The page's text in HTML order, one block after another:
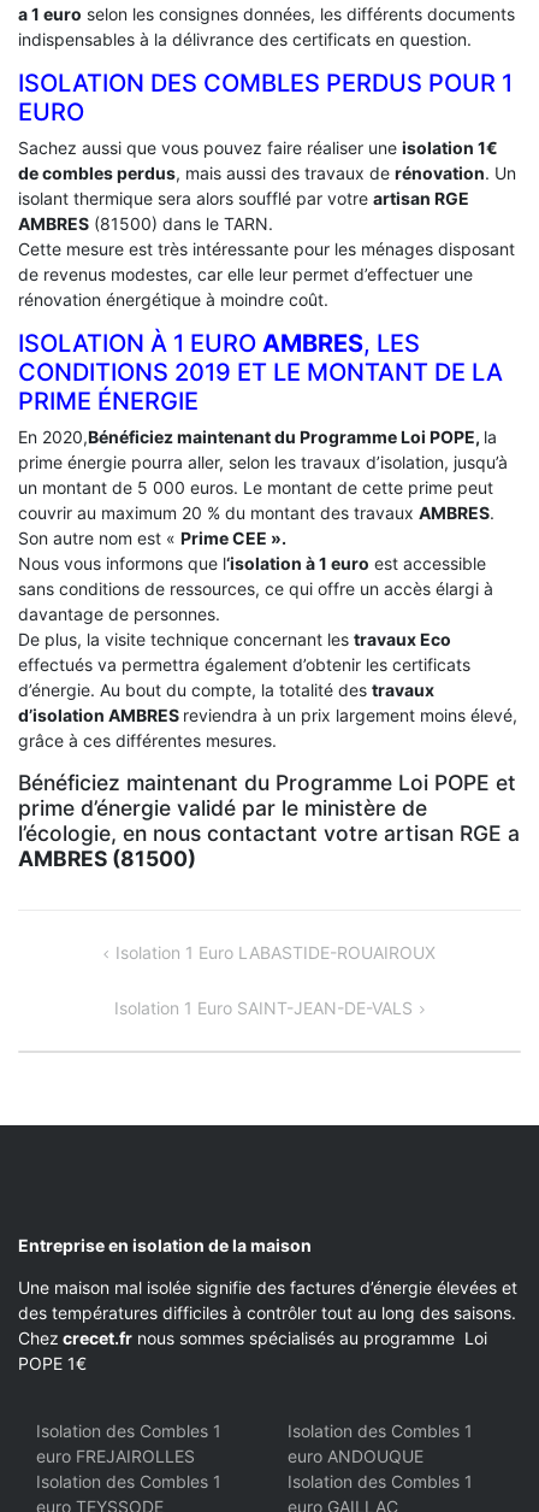
a 1 euro selon les consignes données, les différents documents
indispensables à la délivrance des certificats en question.
ISOLATION DES COMBLES PERDUS POUR 1
EURO
Sachez aussi que vous pouvez faire réaliser une isolation 1€
de combles perdus, mais aussi des travaux de rénovation. Un
isolant thermique sera alors soufflé par votre artisan RGE
AMBRES (81500) dans le TARN.
Cette mesure est très intéressante pour les ménages disposant
de revenus modestes, car elle leur permet d’effectuer une
rénovation énergétique à moindre coût.
ISOLATION À 1 EURO AMBRES, LES
CONDITIONS 2019 ET LE MONTANT DE LA
PRIME ÉNERGIE
En 2020,Bénéficiez maintenant du Programme Loi POPE, la
prime énergie pourra aller, selon les travaux d’isolation, jusqu’à
un montant de 5 000 euros. Le montant de cette prime peut
couvrir au maximum 20 % du montant des travaux AMBRES.
Son autre nom est « Prime CEE ».
Nous vous informons que l‘isolation à 1 euro est accessible
sans conditions de ressources, ce qui offre un accès élargi à
davantage de personnes.
De plus, la visite technique concernant les travaux Eco
effectués va permettra également d’obtenir les certificats
d’énergie. Au bout du compte, la totalité des travaux
d’isolation AMBRES reviendra à un prix largement moins élevé,
grâce à ces différentes mesures.
Bénéficiez maintenant du Programme Loi POPE et
prime d’énergie validé par le ministère de
l’écologie, en nous contactant votre artisan RGE a
AMBRES (81500)
NAVIGATION
L’ARTICLE
Isolation 1 Euro LABASTIDE-ROUAIROUX
Isolation 1 Euro SAINT-JEAN-DE-VALS
Entreprise en isolation de la maison
Une maison mal isolée signifie des factures d’énergie élevées et
des températures difficiles à contrôler tout au long des saisons.
Chez crecet.fr nous sommes spécialisés au programme Loi
POPE 1€
Isolation des Combles 1
euro FREJAIROLLES
Isolation des Combles 1
euro ANDOUQUE
Isolation des Combles 1
euro TEYSSODE
Isolation des Combles 1
euro GAILLAC